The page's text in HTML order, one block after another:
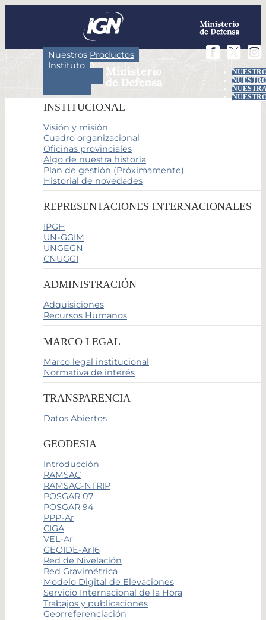
Nuestros Productos
Instituto
INSTITUCIONAL
Visión y misión
Cuadro organizacional
Oficinas provinciales
Algo de nuestra historia
Plan de gestión (Próximamente)
Historial de novedades
REPRESENTACIONES INTERNACIONALES
IPGH
UN-GGIM
UNGEGN
CNUGGI
ADMINISTRACIÓN
Adquisiciones
Recursos Humanos
MARCO LEGAL
Marco legal institucional
Normativa de interés
TRANSPARENCIA
Datos Abiertos
GEODESIA
Introducción
RAMSAC
RAMSAC-NTRIP
POSGAR 07
POSGAR 94
PPP-Ar
CIGA
VEL-Ar
GEOIDE-Ar16
Red de Nivelación
Red Gravimétrica
Modelo Digital de Elevaciones
Servicio Internacional de la Hora
Trabajos y publicaciones
Georreferenciación